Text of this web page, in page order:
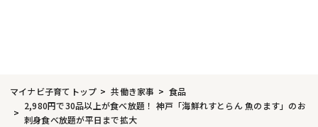
マイナビ子育てトップ 共働き家事
食品
2,980円で30品以上が食べ放題！ 神戸「海鮮れすとらん 魚のます」のお
刺身食べ放題が平日まで拡大